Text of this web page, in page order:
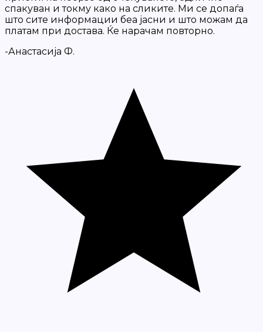
спакуван и токму како на сликите. Ми се допаѓа
што сите информации беа јасни и што можам да
платам при достава. Ќе нарачам повторно.
-Анастасија Ф.